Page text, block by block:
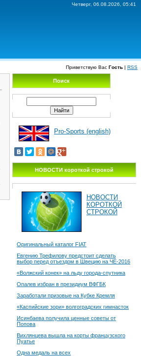
Четверг, 06.08.2026, 05:41
Приветствую Вас Гость | RSS
Поиск
Pro-Sports (english)
НОВОСТИ короткой строкой
НОВОСТИ
КОРОТКОЙ
СТРОКОЙ
Оригинальный каталог FIAT
Евгению Трефилову предстоит сделать
выбор перед отъездом в Швецию на ЧЕ-2016
«Волжский конек» на льду города-спутника
Опалев избран в президиум ВФГБК
Заработали призовые на Кубке Кремля
«Каспийские зори» волгоградских гимнасток
Исинбаева получила ценные советы от
Попова
Вихлянцева вышла на корты французского
Пуатье
Одна медаль на всех